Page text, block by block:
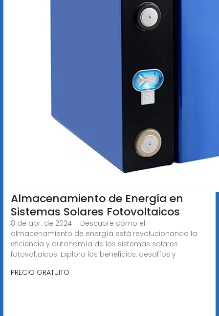
Almacenamiento de Energía en
Sistemas Solares Fotovoltaicos
8 de abr. de 2024 · Descubre cómo el
almacenamiento de energía está revolucionando la
eficiencia y autonomía de los sistemas solares
fotovoltaicos. Explora los beneficios, desafíos y
PRECIO GRATUITO